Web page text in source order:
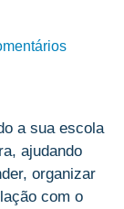
a sua escola
ajudando
organizar
com o